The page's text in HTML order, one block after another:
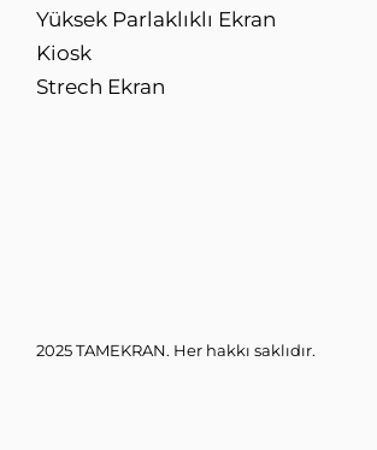
Yüksek Parlaklıklı Ekran
Kiosk
Strech Ekran
2025 TAMEKRAN. Her hakkı saklıdır.